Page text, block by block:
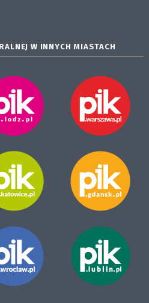
W INNYCH MIASTACH